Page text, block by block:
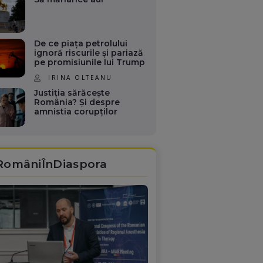
De ce piața petrolului
ignoră riscurile și pariază
pe promisiunile lui Trump
IRINA OLTEANU
Justiția sărăcește
România? Și despre
amnistia corupților